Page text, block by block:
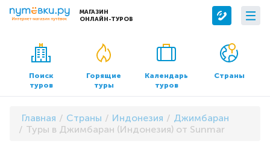
МАГАЗИН
ОНЛАЙН-ТУРОВ
Сервисы
Бронирование отелей
Трансфер
О компании
О нас
Контакты
Документы и реквизиты
Поиск
туров
Горящие
туры
Календарь
туров
Страны
Главная Страны Индонезия
Джимбаран
Туры в Джимбаран (Индонезия) от Sunmar